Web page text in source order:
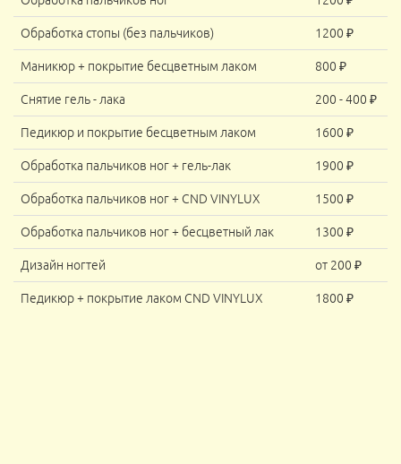
Обработка стопы (без пальчиков) 1200 ₽
Маникюр + покрытие бесцветным лаком 800 ₽
Снятие гель - лака 200 - 400 ₽
Педикюр и покрытие бесцветным лаком 1600 ₽
Обработка пальчиков ног + гель-лак 1900 ₽
Обработка пальчиков ног + CND VINYLUX 1500 ₽
Обработка пальчиков ног + бесцветный лак 1300 ₽
Дизайн ногтей от 200 ₽
Педикюр + покрытие лаком CND VINYLUX 1800 ₽